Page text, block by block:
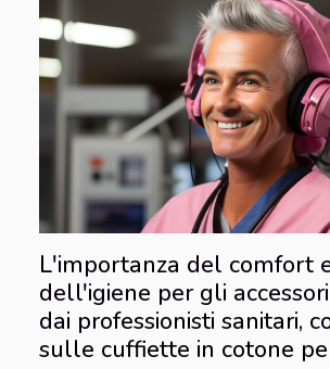
L'importanza del comfort
dell'igiene per gli
dai professionisti sanitari,
sulle cuffiette in cotone